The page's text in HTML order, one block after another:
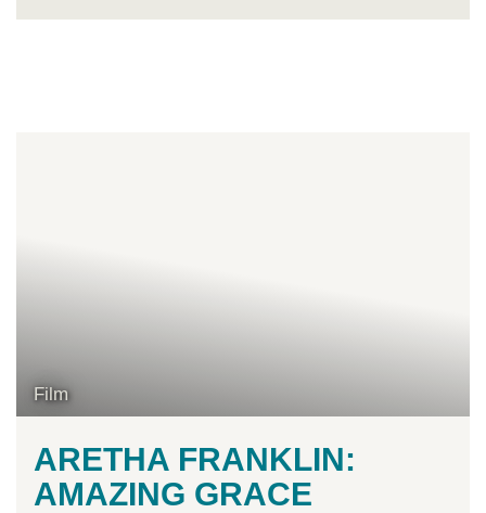
Film
ARETHA FRANKLIN:
AMAZING GRACE